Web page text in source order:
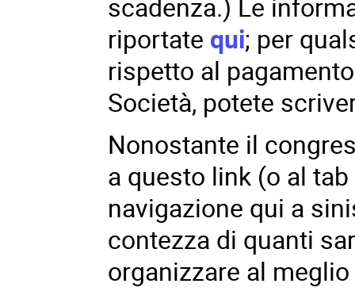
scadenza.) Le
riportate qui; per
rispetto al
Società, potete
Nonostante il
a questo link (o al
navigazione qui a
contezza di quanti
organizzare al